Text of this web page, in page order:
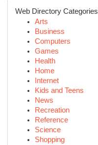
Web Directory Categories
Arts
Business
Computers
Games
Health
Home
Internet
Kids and Teens
News
Recreation
Reference
Science
Shopping